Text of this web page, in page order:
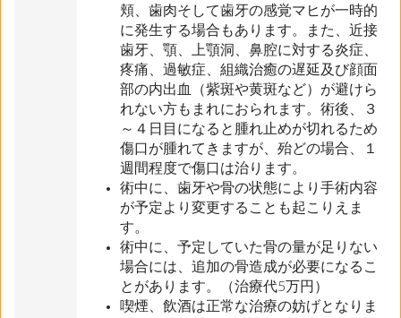
頬、歯肉そして歯牙の感覚マヒが一時的
に発生する場合もあります。また、近接
歯牙、顎、上顎洞、鼻腔に対する炎症、
疼痛、過敏症、組織治癒の遅延及び顔面
部の内出血（紫斑や黄斑など）が避けら
れない方もまれにおられます。術後、３
～４日目になると腫れ止めが切れるため
傷口が腫れてきますが、殆どの場合、１
週間程度で傷口は治ります。
術中に、歯牙や骨の状態により手術内容
が予定より変更することも起こりえま
す。
術中に、予定していた骨の量が足りない
場合には、追加の骨造成が必要になるこ
とがあります。（治療代5万円）
喫煙、飲酒は正常な治療の妨げとなりま